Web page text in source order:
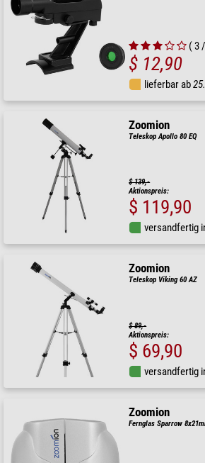
( 3
$ 12,90
lieferbar ab
Zoomion
Teleskop Apollo 80 EQ
$ 139,-
Aktionspreis:
$ 119,90
versandfertig
Zoomion
Teleskop Viking 60 AZ
$ 89,-
Aktionspreis:
$ 69,90
versandfertig
Zoomion
Fernglas Sparrow